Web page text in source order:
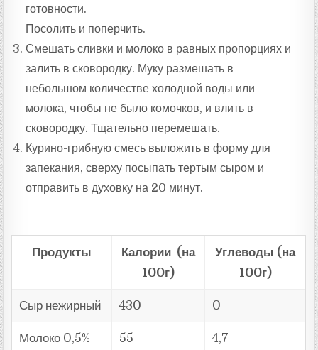
готовности.
Посолить и поперчить.
Смешать сливки и молоко в равных пропорциях и
залить в сковородку. Муку размешать в
небольшом количестве холодной воды или
молока, чтобы не было комочков, и влить в
сковородку. Тщательно перемешать.
Курино-грибную смесь выложить в форму для
запекания, сверху посыпать тертым сыром и
отправить в духовку на 20 минут.
Продукты
Калории (на
100г)
Углеводы (на
100г)
Сыр нежирный 430 0
Молоко 0,5% 55 4,7